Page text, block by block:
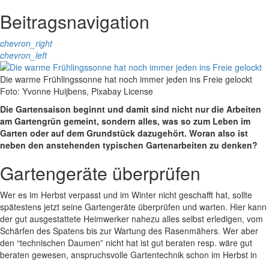
Beitragsnavigation
chevron_right
chevron_left
Die warme Frühlingssonne hat noch immer jeden ins Freie gelockt
Foto: Yvonne Huijbens, Pixabay License
Die Gartensaison beginnt und damit sind nicht nur die Arbeiten
am Gartengrün gemeint, sondern alles, was so zum Leben im
Garten oder auf dem Grundstück dazugehört. Woran also ist
neben den anstehenden typischen Gartenarbeiten zu denken?
Gartengeräte überprüfen
Wer es im Herbst verpasst und im Winter nicht geschafft hat, sollte
spätestens jetzt seine Gartengeräte überprüfen und warten. Hier kann
der gut ausgestattete Heimwerker nahezu alles selbst erledigen, vom
Schärfen des Spatens bis zur Wartung des Rasenmähers. Wer aber
den “technischen Daumen” nicht hat ist gut beraten resp. wäre gut
beraten gewesen, anspruchsvolle Gartentechnik schon im Herbst in